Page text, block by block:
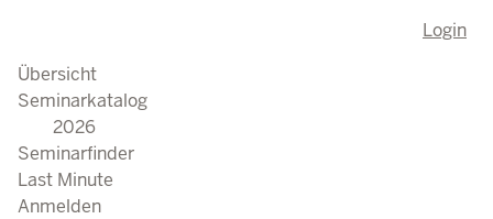
Login
Übersicht
Seminarkatalog
2026
Seminarfinder
Last Minute
Anmelden